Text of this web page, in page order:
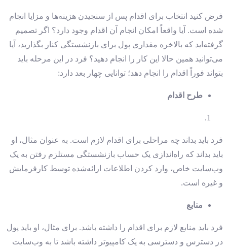
فرض کنید انتخاب برای اقدام پس از سنجیدن هزینه‌ها و مزایا انجام
شده است. آیا واقعاً امکان انجام آن اقدام وجود دارد؟ اگر تصمیم
گرفته‌اید که بالاخره مقداری پول برای بازنشستگی کنار بگذارید، آیا
می‌توانید همین حالا این کار را انجام دهید؟ فرد در این مرحله باید
بتواند فوراً اقدام را انجام دهد؛ توانایی چهار بعد دارد:
طرح اقدام
فرد باید بداند چه مراحلی برای اقدام لازم است. به عنوان مثال، او
باید بداند که راه‌اندازی یک حساب بازنشستگی مستلزم رفتن به یک
وب‌سایت خاص، وارد کردن اطلاعات ارائه‌شده توسط کارفرمایش
و غیره است.
منابع
فرد باید منابع لازم برای اقدام را داشته باشد. برای مثال، او باید پول
در دسترس و دسترسی به یک کامپیوتر داشته باشد تا به وب‌سایت